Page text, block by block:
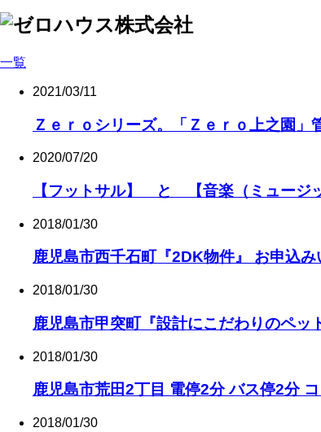
一覧
2021/03/11
Ｚｅｒｏシリーズ。「Ｚｅｒｏ上之園」
2020/07/20
【フットサル】 と 【音楽（ミュージ
2018/01/30
鹿児島市西千石町『2DK物件』 お申込み
2018/01/30
鹿児島市甲突町『設計にこだわりのペ
2018/01/30
鹿児島市荒田2丁目 電停2分 バス停2分
2018/01/30